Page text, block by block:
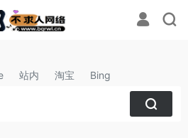
站内 淘宝 Bing